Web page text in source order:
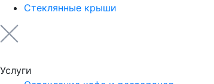
Стеклянные крыши
Услуги